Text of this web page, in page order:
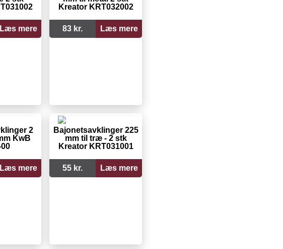
Læs mere
Kreator KRT032002
83 kr. Læs mere
2
KwB
Læs mere
Bajonetsavklinger 225
mm til træ - 2 stk
Kreator KRT031001
55 kr. Læs mere